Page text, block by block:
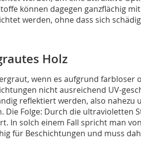
können dagegen ganzflächig
werden, ohne dass sich
Holz
wenn es aufgrund farbloser
nicht ausreichend UV-
reflektiert werden, also nahezu
Die Folge: Durch die ultravioletten
In solch einem Fall spricht man
für Beschichtungen und muss